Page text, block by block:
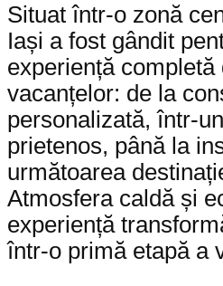
Situat într-o zonă
Iași a fost gândit
experiență
vacanțelor: de la
personalizată, într-
prietenos, până la
următoarea
Atmosfera caldă și
experiență
într-o primă etapă a